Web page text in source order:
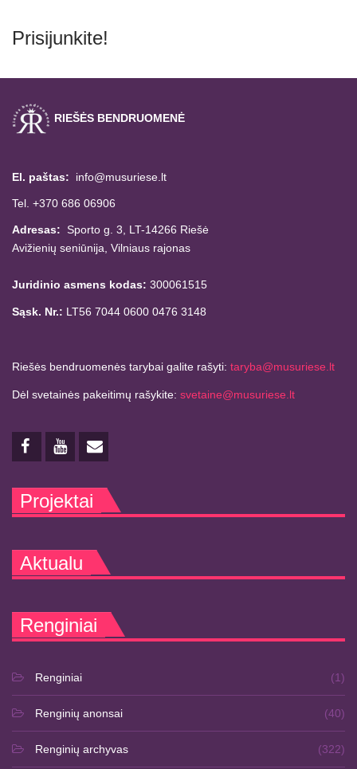
Prisijunkite!
RIEŠĖS BENDRUOMENĖ
El. paštas: info@musuriese.lt
Tel. +370 686 06906
Adresas: Sporto g. 3, LT-14266 Riešė
Avižienių seniūnija, Vilniaus rajonas
Juridinio asmens kodas: 300061515
Sąsk. Nr.: LT56 7044 0600 0476 3148
Riešės bendruomenės tarybai galite rašyti: taryba@musuriese.lt
Dėl svetainės pakeitimų rašykite: svetaine@musuriese.lt
Projektai
Aktualu
Renginiai
Renginiai (1)
Renginių anonsai (40)
Renginių archyvas (322)